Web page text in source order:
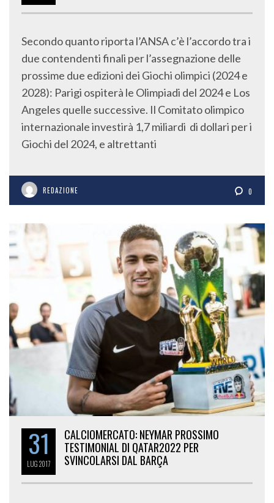
Secondo quanto riporta l’ANSA c’è l’accordo tra i
due contendenti finali per l’assegnazione delle
prossime due edizioni dei Giochi olimpici (2024 e
2028): Parigi ospiterà le Olimpiadi del 2024 e Los
Angeles quelle successive. Il Comitato olimpico
internazionale investirà 1,7 miliardi di dollari per i
Giochi del 2024, e altrettanti
REDAZIONE 0
31
LUG2017
CALCIOMERCATO: NEYMAR PROSSIMO
TESTIMONIAL DI QATAR2022 PER
SVINCOLARSI DAL BARÇA